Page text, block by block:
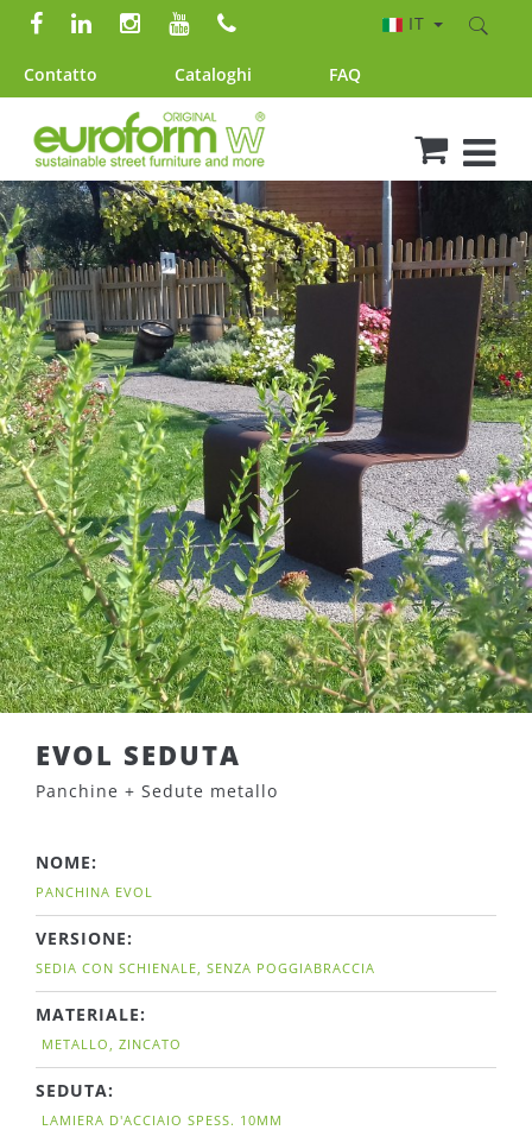
Contatto Cataloghi FAQ
IT
EVOL SEDUTA
Panchine + Sedute metallo
NOME:
PANCHINA EVOL
VERSIONE:
SEDIA CON SCHIENALE, SENZA POGGIABRACCIA
MATERIALE:
METALLO, ZINCATO
SEDUTA:
LAMIERA D'ACCIAIO SPESS. 10MM